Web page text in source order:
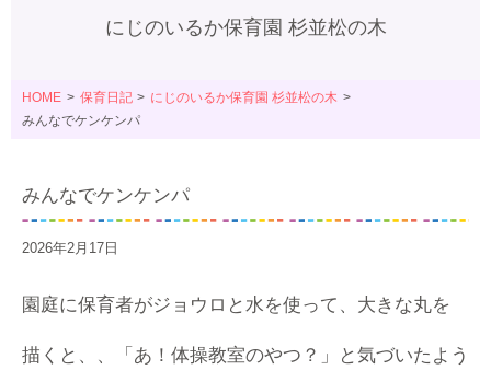
にじのいるか保育園 杉並松の木
HOME 保育日記
にじのいるか保育園 杉並松の木
みんなでケンケンパ
みんなでケンケンパ
2026年2月17日
園庭に保育者がジョウロと水を使って、大きな丸を
描くと、、「あ！体操教室のやつ？」と気づいたよう